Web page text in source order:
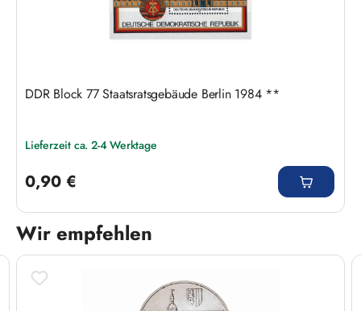
DDR Block 77 Staatsratsgebäude Berlin 1984 **
Lieferzeit ca. 2-4 Werktage
0,90 €
Wir empfehlen
Produktgalerie überspringen